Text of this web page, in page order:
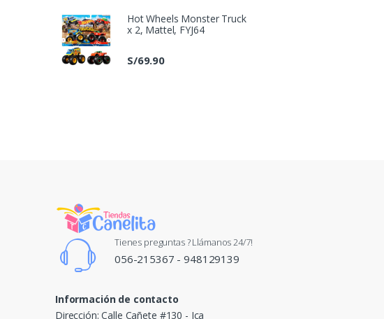
Hot Wheels Monster Truck
x 2, Mattel, FYJ64
S/69.90
Tienes preguntas ? Llámanos 24/7!
056-215367 - 948129139
Información de contacto
Dirección: Calle Cañete #130 - Ica